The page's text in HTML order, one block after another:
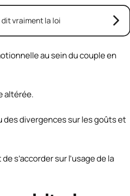
vraiment la loi
au sein du couple en
altérée.
divergences sur les goûts et
s’accorder sur l’usage de la